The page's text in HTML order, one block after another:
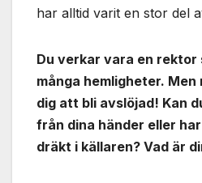
har alltid varit en stor del
Du verkar vara en rektor
många hemligheter.
dig att bli avslöjad! Kan
från dina händer eller
dräkt i källaren? Vad är